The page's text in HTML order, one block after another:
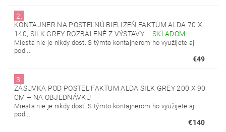
2.
KONTAJNER NA POSTEĽNÚ BIELIZEŇ FAKTUM ALDA 70 X
140, SILK GREY ROZBALENÉ Z VÝSTAVY – SKLADOM
Miesta nie je nikdy dosť. S týmto kontajnerom ho využijete aj
pod...
€49
3.
ZÁSUVKA POD POSTEĽ FAKTUM ALDA SILK GREY 200 X 90
CM – NA OBJEDNÁVKU
Miesta nie je nikdy dosť. S týmto kontajnerom ho využijete aj
pod...
€140